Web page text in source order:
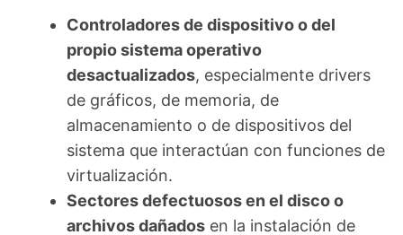
Controladores de dispositivo o del
propio sistema operativo
desactualizados, especialmente drivers
de gráficos, de memoria, de
almacenamiento o de dispositivos del
sistema que interactúan con funciones de
virtualización.
Sectores defectuosos en el disco o
archivos dañados en la instalación de